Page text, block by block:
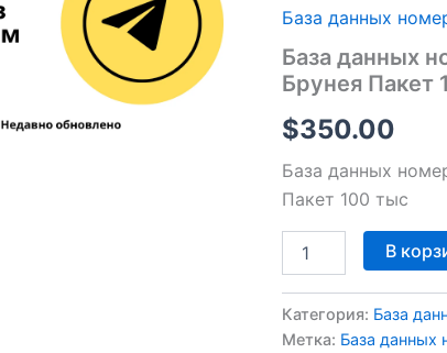
База данных
База данных
Брунея Пакет
$350.00
База данных
Пакет 100 тыс
номеров
телеграмм
Брунея
Пакет
100
тыс
В
Категория: База
Метка: База данных